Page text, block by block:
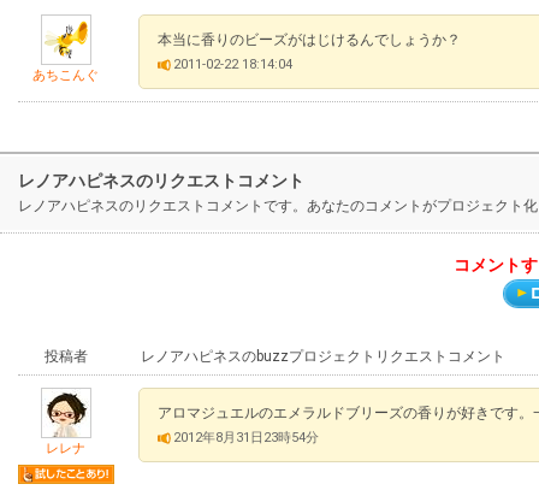
あちこんぐ
本当に香りのビーズがはじけるんでしょうか？
2011-02-22 18:14:04
レノアハピネスのリクエストコメント
レノアハピネスのリクエストコメントです。あなたのコメントがプロジェクト
コメント
投稿者 レノアハピネスのbuzzプロジェクトリクエストコメント
レレナ
アロマジュエルのエメラルドブリーズの香りが好きです
2012年8月31日23時54分